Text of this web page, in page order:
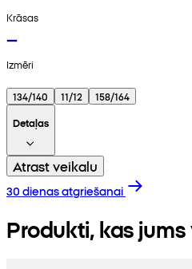
Krāsas
Izmēri
134/140 11/12
158/164
Detaļas
Atrast veikalu
30 dienas atgriešanai
Produkti, kas